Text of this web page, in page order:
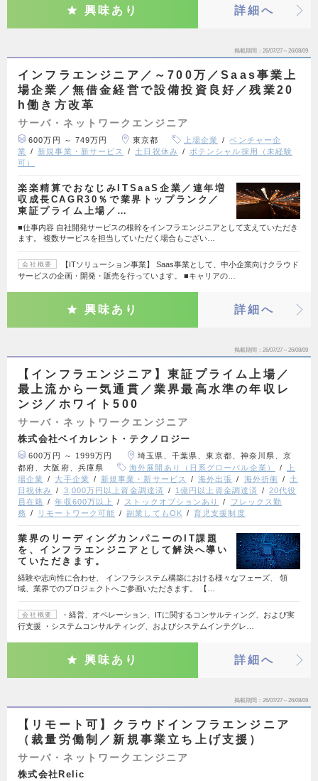
興味あり 詳細へ
掲載期間 26/07/27～26/08/09
インフラエンジニア／～700万／Saas事業上
場企業／無借金経営で設備投資良好／残業20
h働き方改革
サーバ・ネットワークエンジニア
600万円 ～ 749万円 東京都 上場企業
ベンチャー企
業
新規事業・新サービス 土日祝休み
ポテンシャル採用（未経験
可）
楽楽精算でおなじみITSaaS企業／連年増
収成長CAGR30％で業界トップランク／
東証プライム上場／…
■仕事内容 自社開発サービスの根幹をインフラエンジニアとして支えていただき
ます。 複数サービスを担当していただく場合もござい…
会社概要
【ITソリューション事業】 Saas事業として、中小企業向けクラウド
サービスの企画・開発・販売を行っています。 ■キャリアの…
興味あり 詳細へ
掲載期間 26/07/27～26/08/09
【インフラエンジニア】東証プライム上場／
最上流から一気通貫／業界最高水準の年収レ
ンジ／ホワイト500
サーバ・ネットワークエンジニア
株式会社ベイカレント・テクノロジー
600万円 ～ 1999万円
埼玉県、千葉県、東京都、神奈川県、京
都府、大阪府、兵庫県
海外展開あり（日系グローバル企業）
上
場企業
大手企業 新規事業・新サービス 海外出張 海外折衝
土
日祝休み
3,000万円以上資金調達済 1億円以上資金調達済
20代役
員在籍
年収600万以上 ストックオプションあり
フレックス勤
務
リモートワーク可能 副業してもOK 育児支援制度
業界のリーディングカンパニーのIT課題
を、インフラエンジニアとして解決へ導い
ていただきます。
経験や志向性に合わせ、 インフラシステム構築における様々なフェーズ、 領
域、業界でのプロジェクトへご参画いただきます。 【…
会社概要
・経営、オペレーション、ITに関するコンサルティング、および実
行支援 ・システムコンサルティング、およびシステムインテグレ…
興味あり 詳細へ
掲載期間 26/07/27～26/08/09
【リモート可】クラウドインフラエンジニア
（裁量労働制／新規事業立ち上げ支援）
サーバ・ネットワークエンジニア
株式会社Relic